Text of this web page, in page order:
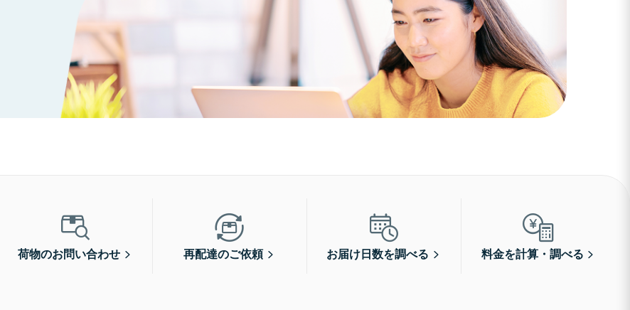
荷物のお問い合わせ 再配達のご依頼 お届け日数を調べる 料金を計算・調べる